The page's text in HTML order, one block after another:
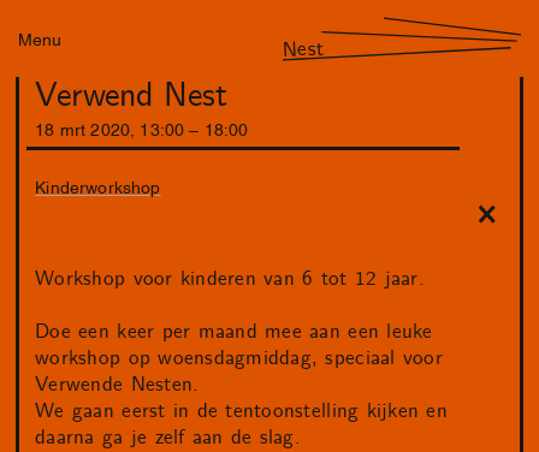
Menu Nest
Verwend Nest
18 mrt 2020 13 :00 18 :00
Kinderworkshop
Workshop voor kinderen van 6 tot 12 jaar.
Doe een keer per maand mee aan een leuke
workshop op woensdagmiddag, speciaal voor
Verwende Nesten.
We gaan eerst in de tentoonstelling kijken en
daarna ga je zelf aan de slag.